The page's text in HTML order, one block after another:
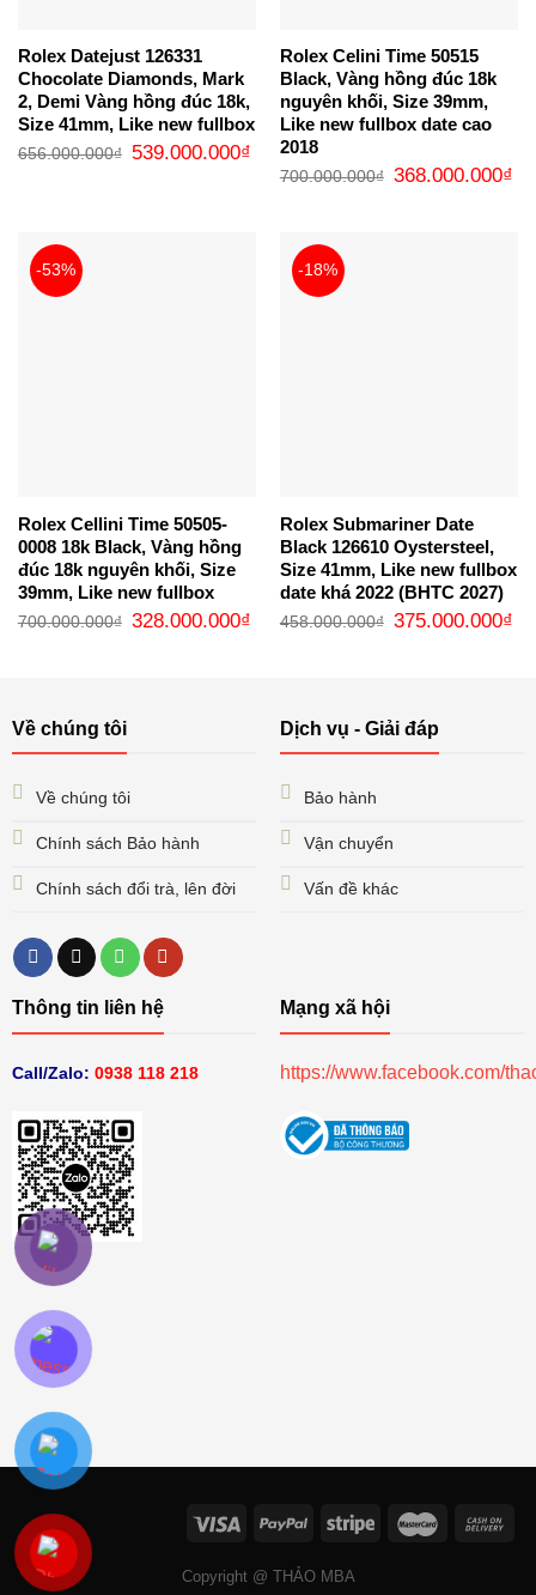
Rolex Datejust 126331
Chocolate Diamonds, Mark
2, Demi Vàng hồng đúc 18k,
Size 41mm, Like new fullbox
656.000.000₫
Giá
gốc
539.000.000₫Giá
Rolex Celini Time 50515
Black, Vàng hồng đúc 18k
nguyên khối, Size 39mm,
Like new fullbox date cao
2018
700.000.000₫
Giá
gốc
368.000.000₫
-53%
Rolex Cellini Time 50505-
0008 18k Black, Vàng hồng
đúc 18k nguyên khối, Size
39mm, Like new fullbox
700.000.000₫
Giá
gốc
328.000.000₫Giá
-18%
Rolex Submariner Date
Black 126610 Oystersteel,
Size 41mm, Like new fullbox
date khá 2022 (BHTC 2027)
458.000.000₫
Giá
gốc
375.000.000₫
Về chúng tôi
Về chúng tôi
Chính sách Bảo hành
Chính sách đổi trà, lên đời
Dịch vụ - Giải đáp
Bảo hành
Vận chuyển
Vấn đề khác
Thông tin liên hệ
Call/Zalo: 0938 118 218
Mạng xã hội
https://www.facebook.com/
Copyright @ THẢO MBA